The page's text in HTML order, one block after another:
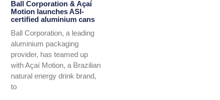
Ball Corporation & Açaí
Motion launches ASI-
certified aluminium cans
Ball Corporation, a leading
aluminium packaging
provider, has teamed up
with Açaí Motion, a Brazilian
natural energy drink brand,
to